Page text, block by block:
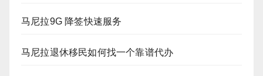
马尼拉9G 降签快速服务
马尼拉退休移民如何找一个靠谱代办